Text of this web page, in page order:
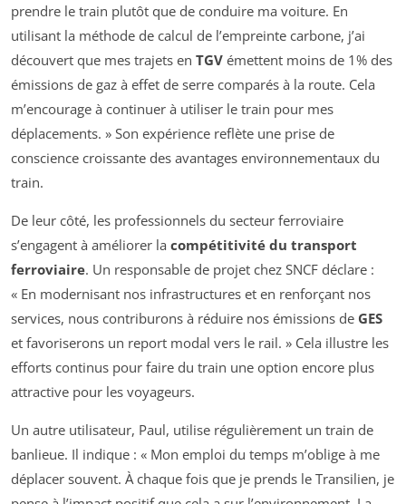
prendre le train plutôt que de conduire ma voiture. En
utilisant la méthode de calcul de l’empreinte carbone, j’ai
découvert que mes trajets en TGV émettent moins de 1% des
émissions de gaz à effet de serre comparés à la route. Cela
m’encourage à continuer à utiliser le train pour mes
déplacements. » Son expérience reflète une prise de
conscience croissante des avantages environnementaux du
train.
De leur côté, les professionnels du secteur ferroviaire
s’engagent à améliorer la compétitivité du transport
ferroviaire. Un responsable de projet chez SNCF déclare :
« En modernisant nos infrastructures et en renforçant nos
services, nous contriburons à réduire nos émissions de GES
et favoriserons un report modal vers le rail. » Cela illustre les
efforts continus pour faire du train une option encore plus
attractive pour les voyageurs.
Un autre utilisateur, Paul, utilise régulièrement un train de
banlieue. Il indique : « Mon emploi du temps m’oblige à me
déplacer souvent. À chaque fois que je prends le Transilien, je